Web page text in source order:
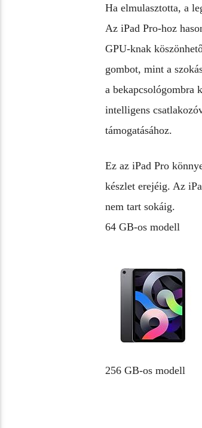
Ha elmulasztotta, a
Az iPad Pro-hoz
GPU-knak
gombot, mint a
a bekapcsológombra
intelligens
támogatásához.
Ez az iPad Pro
készlet erejéig. Az
nem tart sokáig.
64 GB-os modell
256 GB-os modell